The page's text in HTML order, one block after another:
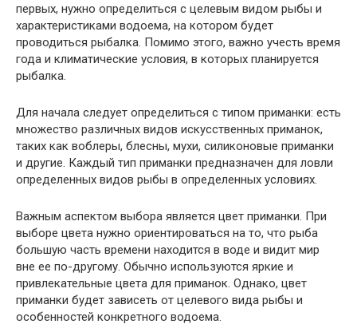
первых, нужно определиться с целевым видом рыбы и
характеристиками водоема, на котором будет
проводиться рыбалка. Помимо этого, важно учесть время
года и климатические условия, в которых планируется
рыбалка.
Для начала следует определиться с типом приманки: есть
множество различных видов искусственных приманок,
таких как воблеры, блесны, мухи, силиконовые приманки
и другие. Каждый тип приманки предназначен для ловли
определенных видов рыбы в определенных условиях.
Важным аспектом выбора является цвет приманки. При
выборе цвета нужно ориентироваться на то, что рыба
большую часть времени находится в воде и видит мир
вне ее по-другому. Обычно используются яркие и
привлекательные цвета для приманок. Однако, цвет
приманки будет зависеть от целевого вида рыбы и
особенностей конкретного водоема.